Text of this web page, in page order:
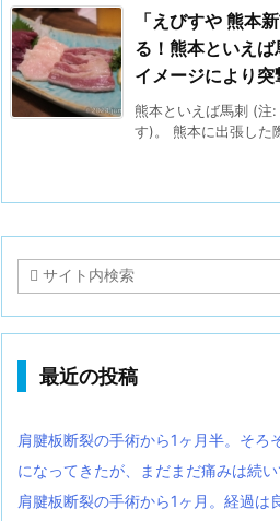
「えびすや 熊本
る！熊本といえ
イメージにより突
熊本といえば馬刺 (注
す)。 熊本に出張した
最近の投稿
肩腱板断裂の手術から1ヶ月半。そろ
になってきたが、まだまだ痛みは続い
肩腱板断裂の手術から1ヶ月。経過は